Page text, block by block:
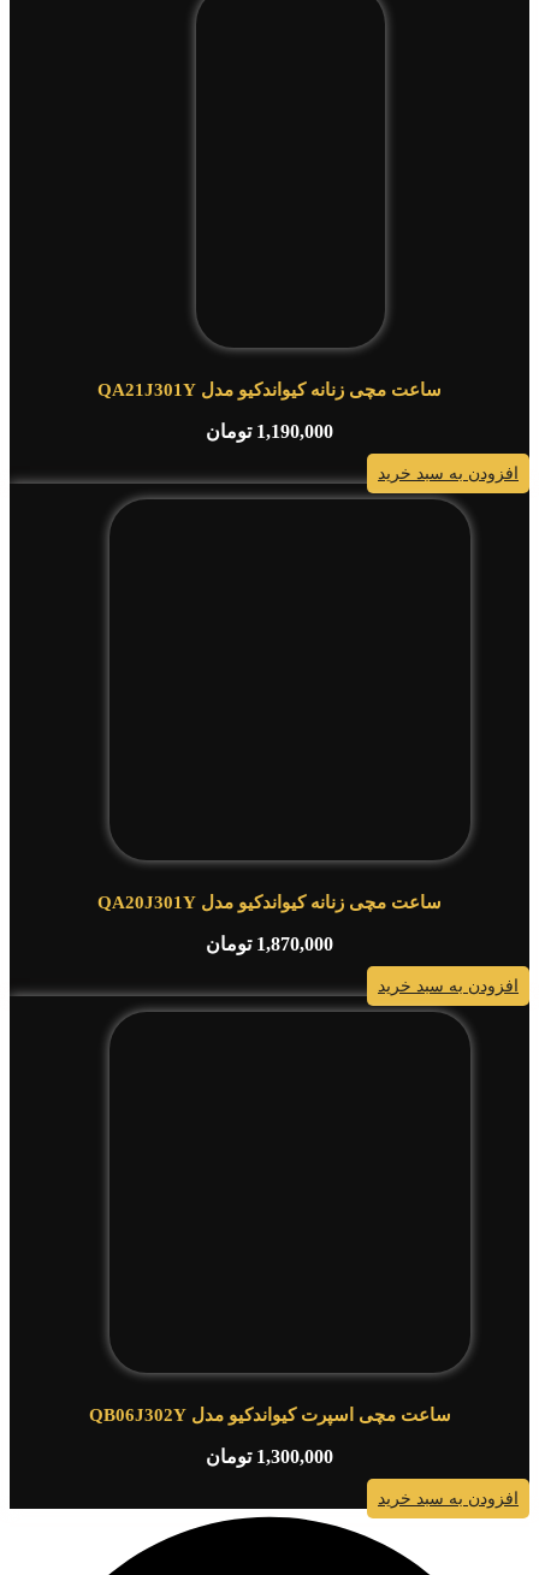
ساعت مچی زنانه کیواندکیو مدل QA21J301Y
1,190,000 تومان
افزودن به سبد خرید
ساعت مچی زنانه کیواندکیو مدل QA20J301Y
1,870,000 تومان
افزودن به سبد خرید
ساعت مچی اسپرت کیواندکیو مدل QB06J302Y
1,300,000 تومان
افزودن به سبد خرید